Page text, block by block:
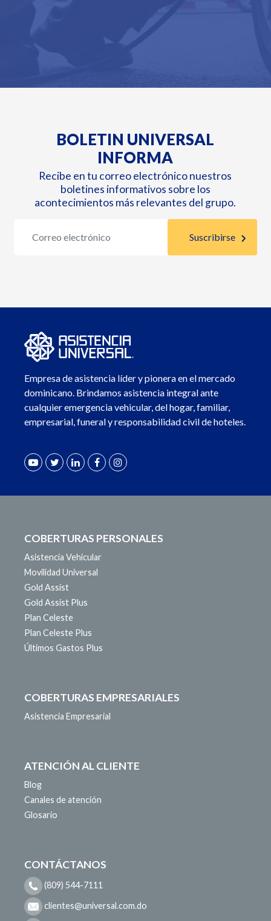
BOLETIN UNIVERSAL
INFORMA
Recibe en tu correo electrónico nuestros
boletines informativos sobre los
acontecimientos más relevantes del grupo.
Empresa de asistencia líder y pionera en el mercado
dominicano. Brindamos asistencia integral ante
cualquier emergencia vehicular, del hogar, familiar,
empresarial, funeral y responsabilidad civil de hoteles.
COBERTURAS PERSONALES
Asistencia Vehicular
Movilidad Universal
Gold Assist
Gold Assist Plus
Plan Celeste
Plan Celeste Plus
Últimos Gastos Plus
COBERTURAS EMPRESARIALES
Asistencia Empresarial
ATENCIÓN AL CLIENTE
Blog
Canales de atención
Glosario
CONTÁCTANOS
(809) 544-7111
clientes@universal.com.do